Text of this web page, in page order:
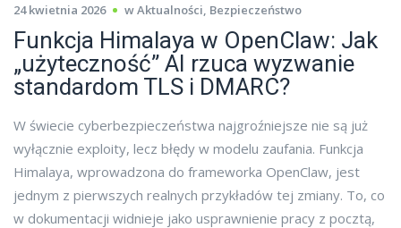
24 kwietnia 2026 wAktualności, Bezpieczeństwo
Funkcja Himalaya w OpenClaw: Jak
„użyteczność” AI rzuca wyzwanie
standardom TLS i DMARC?
W świecie cyberbezpieczeństwa najgroźniejsze nie są już
wyłącznie exploity, lecz błędy w modelu zaufania. Funkcja
Himalaya, wprowadzona do frameworka OpenClaw, jest
jednym z pierwszych realnych przykładów tej zmiany. To, co
w dokumentacji widnieje jako usprawnienie pracy z pocztą,